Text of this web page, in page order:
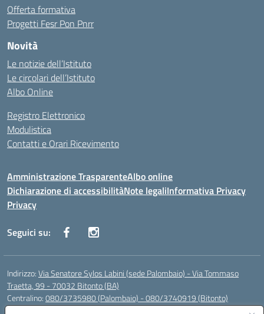
Offerta formativa
Progetti Fesr Pon Pnrr
Novità
Le notizie dell’Istituto
Le circolari dell’Istituto
Albo Online
Registro Elettronico
Modulistica
Contatti e Orari Ricevimento
Amministrazione TrasparenteAlbo online
Dichiarazione di accessibilitàNote legaliInformativa Privacy
Privacy
Seguici su:
Indirizzo:Via Senatore Sylos Labini (sede Palombaio) - Via Tommaso
Traetta, 99 - 70032 Bitonto (BA)
Centralino:080/3735980 (Palombaio) - 080/3740919 (Bitonto)
Email: